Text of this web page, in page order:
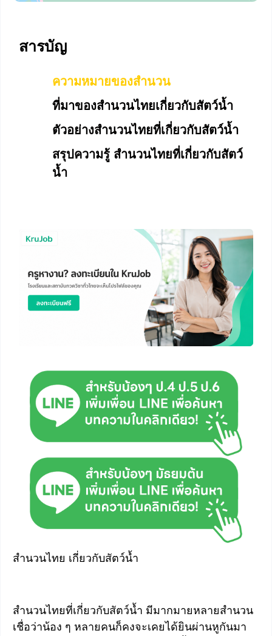
สารบัญ
ความหมายของสำนวน
ที่มาของสำนวนไทยเกี่ยวกับสัตว์น้ำ
ตัวอย่างสำนวนไทยที่เกี่ยวกับสัตว์น้ำ
สรุปความรู้ สำนวนไทยที่เกี่ยวกับสัตว์
น้ำ
สำนวนไทย เกี่ยวกับสัตว์น้ำ
สำนวนไทยที่เกี่ยวกับสัตว์น้ำ มีมากมายหลายสำนวน
เชื่อว่าน้อง ๆ หลายคนก็คงจะเคยได้ยินผ่านหูกันมา